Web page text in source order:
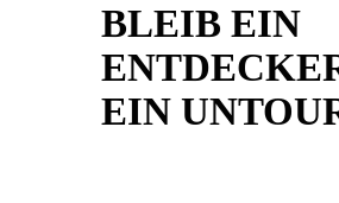
BLEIB EIN
EIN